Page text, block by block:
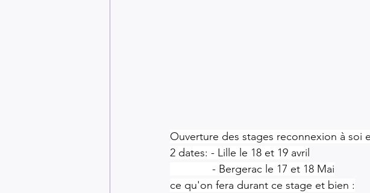
Ouverture des stages reconnexion à soi
2 dates: - Lille le 18 et 19 avril
- Bergerac le 17 et 18 Mai
ce qu'on fera durant ce stage et bien :